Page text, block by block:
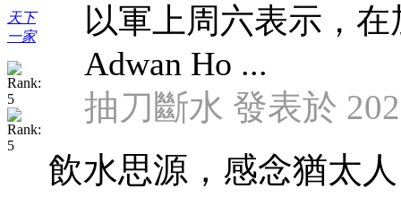
天下
一家
以軍上周六表示，
Adwan Ho ...
抽刀斷水 發表於
飲水思源，感念猶太